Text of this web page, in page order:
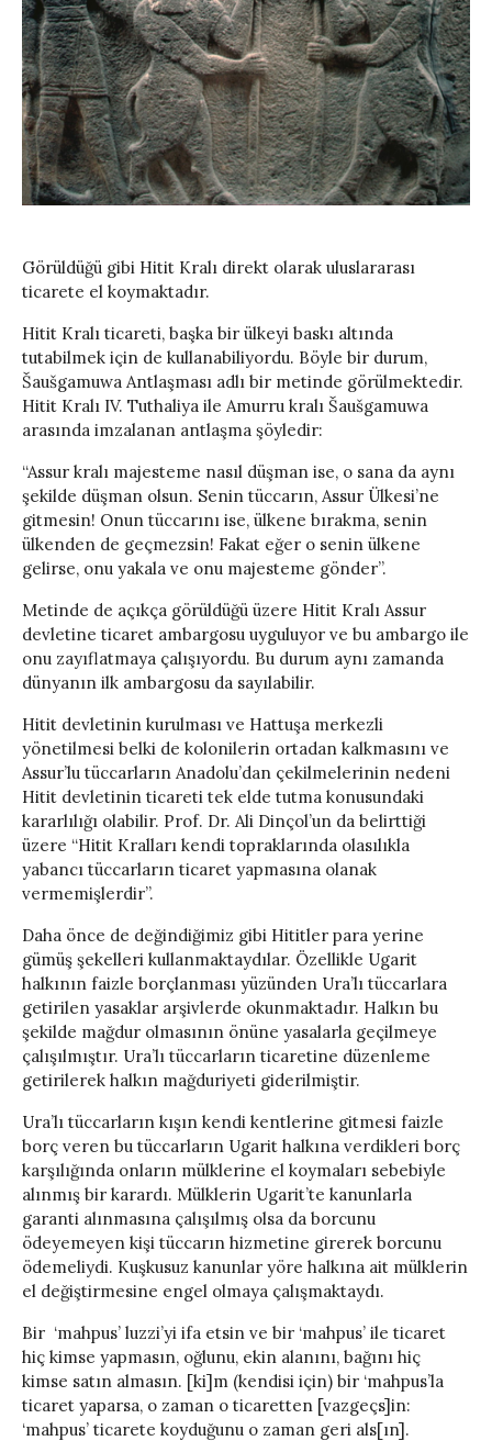
Görüldüğü gibi Hitit Kralı direkt olarak uluslararası
ticarete el koymaktadır.
Hitit Kralı ticareti, başka bir ülkeyi baskı altında
tutabilmek için de kullanabiliyordu. Böyle bir durum,
Šaušgamuwa Antlaşması adlı bir metinde görülmektedir.
Hitit Kralı IV. Tuthaliya ile Amurru kralı Šaušgamuwa
arasında imzalanan antlaşma şöyledir:
“Assur kralı majesteme nasıl düşman ise, o sana da aynı
şekilde düşman olsun. Senin tüccarın, Assur Ülkesi’ne
gitmesin! Onun tüccarını ise, ülkene bırakma, senin
ülkenden de geçmezsin! Fakat eğer o senin ülkene
gelirse, onu yakala ve onu majesteme gönder”.
Metinde de açıkça görüldüğü üzere Hitit Kralı Assur
devletine ticaret ambargosu uyguluyor ve bu ambargo ile
onu zayıflatmaya çalışıyordu. Bu durum aynı zamanda
dünyanın ilk ambargosu da sayılabilir.
Hitit devletinin kurulması ve Hattuşa merkezli
yönetilmesi belki de kolonilerin ortadan kalkmasını ve
Assur’lu tüccarların Anadolu’dan çekilmelerinin nedeni
Hitit devletinin ticareti tek elde tutma konusundaki
kararlılığı olabilir. Prof. Dr. Ali Dinçol’un da belirttiği
üzere “Hitit Kralları kendi topraklarında olasılıkla
yabancı tüccarların ticaret yapmasına olanak
vermemişlerdir”.
Daha önce de değindiğimiz gibi Hititler para yerine
gümüş şekelleri kullanmaktaydılar. Özellikle Ugarit
halkının faizle borçlanması yüzünden Ura’lı tüccarlara
getirilen yasaklar arşivlerde okunmaktadır. Halkın bu
şekilde mağdur olmasının önüne yasalarla geçilmeye
çalışılmıştır. Ura’lı tüccarların ticaretine düzenleme
getirilerek halkın mağduriyeti giderilmiştir.
Ura’lı tüccarların kışın kendi kentlerine gitmesi faizle
borç veren bu tüccarların Ugarit halkına verdikleri borç
karşılığında onların mülklerine el koymaları sebebiyle
alınmış bir karardı. Mülklerin Ugarit’te kanunlarla
garanti alınmasına çalışılmış olsa da borcunu
ödeyemeyen kişi tüccarın hizmetine girerek borcunu
ödemeliydi. Kuşkusuz kanunlar yöre halkına ait mülklerin
el değiştirmesine engel olmaya çalışmaktaydı.
Bir ‘mahpus’ luzzi’yi ifa etsin ve bir ‘mahpus’ ile ticaret
hiç kimse yapmasın, oğlunu, ekin alanını, bağını hiç
kimse satın almasın. [ki]m (kendisi için) bir ‘mahpus’la
ticaret yaparsa, o zaman o ticaretten [vazgeçs]in:
‘mahpus’ ticarete koyduğunu o zaman geri als[ın].